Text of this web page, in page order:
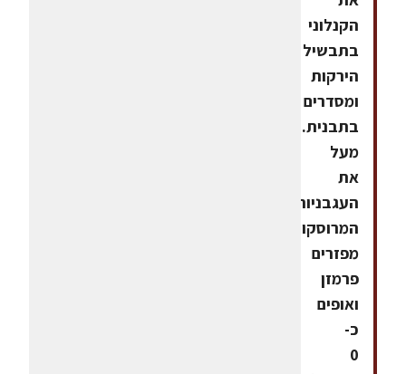
הקנלוני
בתבשיל
הירקות
ומסדרים
בתבנית.יוצקים
מעל
את
העגבניות
המרוסקות,
מפזרים
פרמזן
ואופים
כ-
0